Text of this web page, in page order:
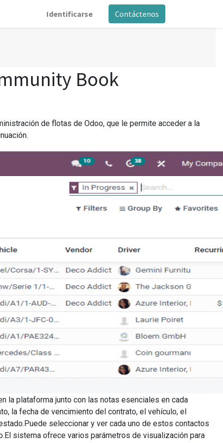
Identificarse Contáctenos
Book
de flotas de Odoo, que le permite acceder a la
la plataforma junto con las notas esenciales en cada
la fecha de vencimiento del contrato, el vehículo, el
seleccionar y ver cada uno de estos contactos
sistema ofrece varios parámetros de visualización para